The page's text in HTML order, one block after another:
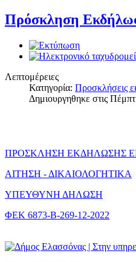
Πρόσκληση
Λεπτομέρειες
Κατηγορία: Προσκλήσεις
Δημιουργηθηκε στις
ΠΡΟΣΚΛΗΣΗ ΕΚΔΗΛΩΣΗΣ
ΑΙΤΗΣΗ - ΔΙΚΑΙΟΛΟΓΗΤΙΚΑ
ΥΠΕΥΘΥΝΗ ΔΗΛΩΣΗ
ΦΕΚ 6873-Β-269-12-2022